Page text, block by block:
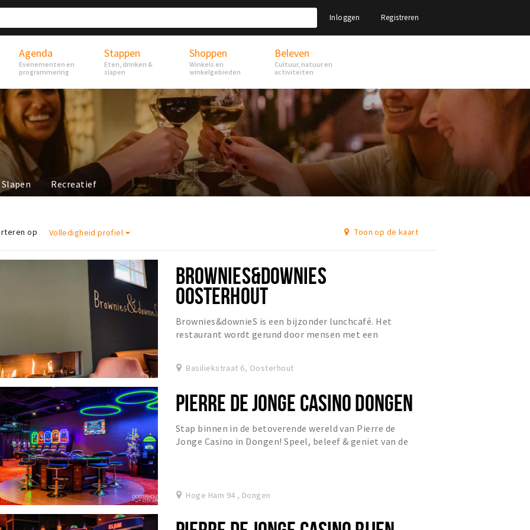
Inloggen Registreren
Agenda
Evenementen en
programmering
Stappen
Eten, drinken &
slapen
Shoppen
Winkels en
winkelgebieden
Beleven
Cultuur, natuur en
activiteiten
Slapen Recreatief
op Volledigheid profiel Toon op de kaart
BROWNIES&DOWNIES
OOSTERHOUT
Brownies&downieS is een bijzonder lunchcafé. Het
restaurant wordt gerund door mensen met een
Basiliekstraat 6, Oosterhout
PIERRE DE JONGE CASINO DONGEN
Stap binnen in de betoverende wereld van Pierre de
Jonge Casino in Dongen! Speel, beleef & geniet van de
Hoge Ham 94 , Dongen